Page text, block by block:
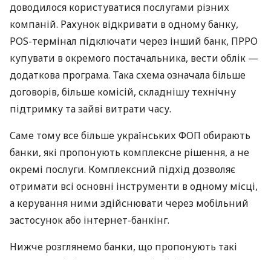
доводилося користуватися послугами різних
компаній. Рахунок відкривати в одному банку,
POS-термінал підключати через інший банк, ПРРО
купувати в окремого постачальника, вести облік —
додаткова програма. Така схема означала більше
договорів, більше комісій, складнішу технічну
підтримку та зайві витрати часу.
Саме тому все більше українських ФОП обирають
банки, які пропонують комплексне рішення, а не
окремі послуги. Комплексний підхід дозволяє
отримати всі основні інструменти в одному місці,
а керування ними здійснювати через мобільний
застосунок або інтернет-банкінг.
Нижче розглянемо банки, що пропонують такі